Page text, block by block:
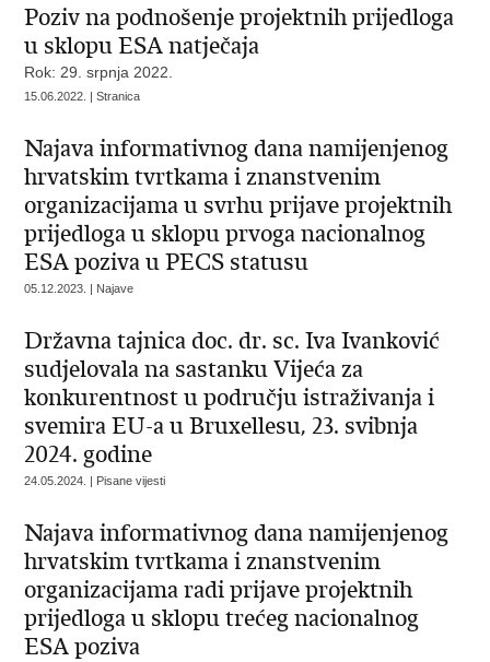
Poziv na podnošenje projektnih prijedloga
u sklopu ESA natječaja
Rok: 29. srpnja 2022.
15.06.2022. | Stranica
Najava informativnog dana namijenjenog
hrvatskim tvrtkama i znanstvenim
organizacijama u svrhu prijave projektnih
prijedloga u sklopu prvoga nacionalnog
ESA poziva u PECS statusu
05.12.2023. | Najave
Državna tajnica doc. dr. sc. Iva Ivanković
sudjelovala na sastanku Vijeća za
konkurentnost u području istraživanja i
svemira EU-a u Bruxellesu, 23. svibnja
2024. godine
24.05.2024. | Pisane vijesti
Najava informativnog dana namijenjenog
hrvatskim tvrtkama i znanstvenim
organizacijama radi prijave projektnih
prijedloga u sklopu trećeg nacionalnog
ESA poziva